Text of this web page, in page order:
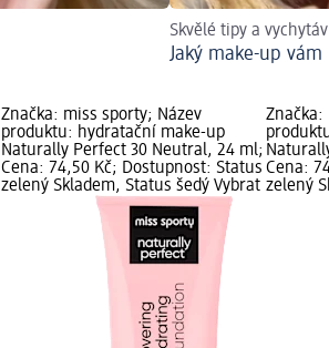
Skvělé tipy a
Jaký make-up vám
Značka: miss sporty; Název
produktu: hydratační make-up
Naturally Perfect 30 Neutral, 24 ml;
Cena: 74,50 Kč; Dostupnost: Status
zelený Skladem, Status šedý Vybrat
Značka:
Cena:
zelený